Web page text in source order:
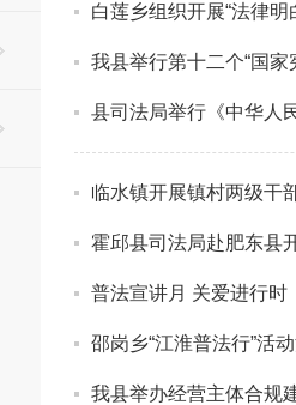
白莲乡组织开展“法律明
我县举行第十二个“国家
县司法局举行《中华人
临水镇开展镇村两级干
霍邱县司法局赴肥东县
普法宣讲月 关爱进行时
邵岗乡“江淮普法行”活
我县举办经营主体合规